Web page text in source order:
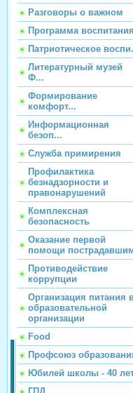
Разговоры о важном
Программа воспитания
Патриотическое
Литературный музей
Ф...
Формирование
комфорт...
Информационная
безоп...
Служба примирения
Профилактика
безнадзорности и
правонарушений
Комплексная
безопасность
Оказание первой
помощи
Противодействие
коррупции
Организация питания
образовательной
организации
Food
Профсоюз
Юбилей школы - 40